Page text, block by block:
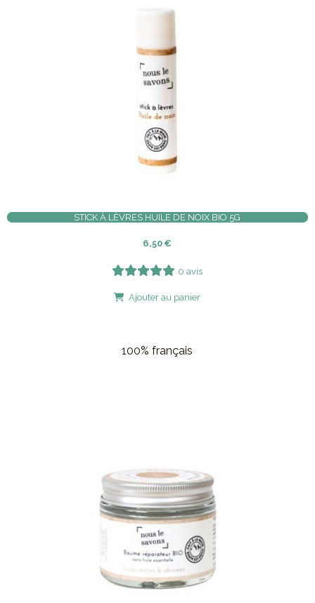
STICK À LÈVRES HUILE DE NOIX BIO 5G
6,50 €
0 avis
Ajouter au panier
100% français